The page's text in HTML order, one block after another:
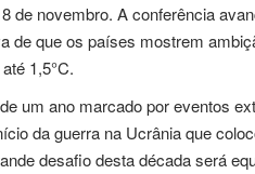
de novembro. A conferência
de que os países mostrem
1,5°C.
um ano marcado por eventos
da guerra na Ucrânia que
desafio desta década será